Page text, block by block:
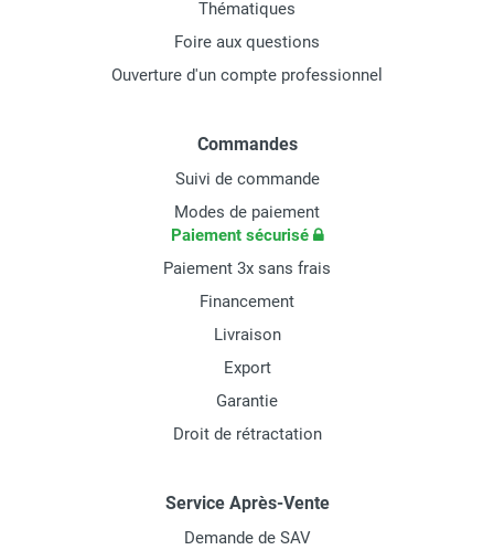
Thématiques
Foire aux questions
Ouverture d'un compte professionnel
Commandes
Suivi de commande
Modes de paiement
Paiement sécurisé
Paiement 3x sans frais
Financement
Livraison
Export
Garantie
Droit de rétractation
Service Après-Vente
Demande de SAV